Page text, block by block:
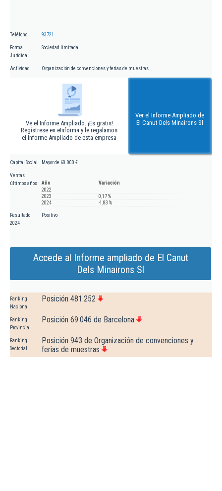
Teléfono 93721...
Forma
Jurídica
Sociedad limitada
Actividad Organización de convenciones y ferias de muestras
Ve el Informe Ampliado. ¡Es gratis!
Regístrese en eInforma y le regalamos
el Informe Ampliado de esta empresa
Ver el Informe Ampliado de
El Canut Dels Minairons Sl
Capital Social Mayor de 60.000 €
Ventas
últimos años
Año
Variación
2022
2023
0,17 %
2024
-1,83 %
Resultado
2024
Positivo
Accede al Informe ampliado de El Canut
Dels Minairons Sl
Ranking
Nacional
Posición 481.252
Ranking
Provincial
Posición 69.046 de Barcelona
Ranking
Sectorial
Posición 943 de Organización de convenciones y
ferias de muestras